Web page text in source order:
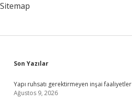
Sitemap
Sidebar
Son Yazılar
Yapı ruhsatı gerektirmeyen inşai
Ağustos 9, 2026